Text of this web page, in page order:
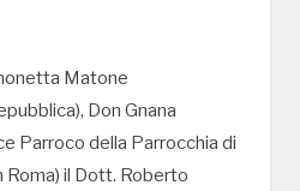
Matone
Don Gnana
Parroco della Parrocchia di
Roma) il Dott. Roberto